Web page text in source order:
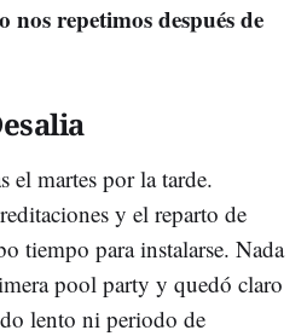
nos repetimos después de
el martes por la tarde.
y el reparto de
tiempo para instalarse. Nada
pool party y quedó claro
lento ni periodo de